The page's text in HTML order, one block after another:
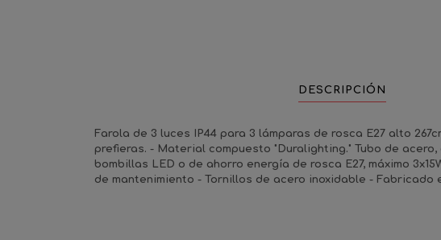
DESCRIPCIÓN
Farola de 3 luces IP44 para 3 lámparas de rosca E27 alto
prefieras. - Material compuesto "Duralighting." Tubo de
bombillas LED o de ahorro energía de rosca E27, máximo
de mantenimiento - Tornillos de acero inoxidable - Fabricado